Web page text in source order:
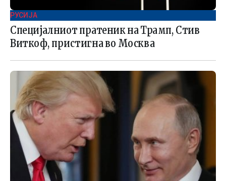
РУСИЈА
Специјалниот пратеник на Трамп, Стив
Виткоф, пристигна во Москва